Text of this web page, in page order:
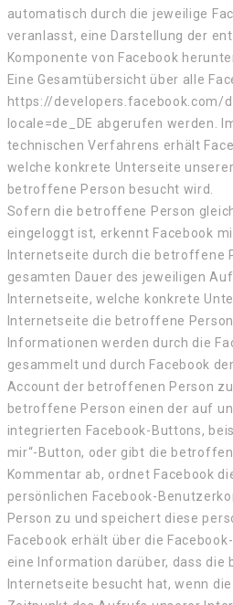
automatisch durch die jeweilige
veranlasst, eine Darstellung der
Komponente von Facebook
Eine Gesamtübersicht über alle
https://developers.facebook.com/
locale=de_DE abgerufen werden.
technischen Verfahrens erhält
welche konkrete Unterseite
betroffene Person besucht wird.
Sofern die betroffene Person
eingeloggt ist, erkennt Facebook
Internetseite durch die betroffene
gesamten Dauer des jeweiligen
Internetseite, welche konkrete
Internetseite die betroffene
Informationen werden durch die
gesammelt und durch Facebook
Account der betroffenen Person
betroffene Person einen der auf
integrierten Facebook-Buttons,
mir“-Button, oder gibt die
Kommentar ab, ordnet Facebook
persönlichen Facebook-
Person zu und speichert diese
Facebook erhält über die
eine Information darüber, dass die
Internetseite besucht hat, wenn